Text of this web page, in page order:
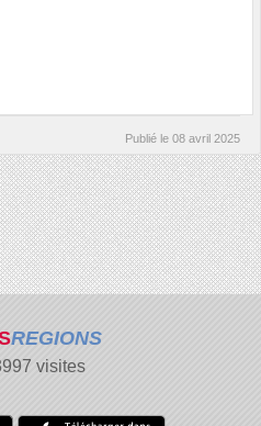
Publié le 08 avril 2025
REGIONS
visites